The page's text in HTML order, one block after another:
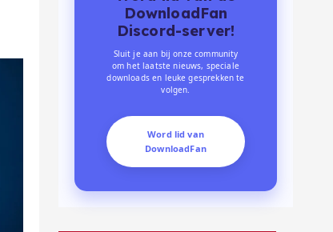
DownloadFan
Discord-server!
Sluit je aan bij onze community
om het laatste nieuws, speciale
downloads en leuke gesprekken te
volgen.
Word lid van
DownloadFan